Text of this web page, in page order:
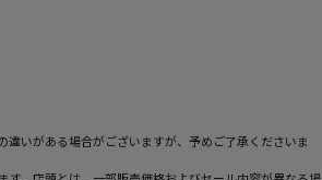
違いがある場合がございますが、予めご了承くださいま